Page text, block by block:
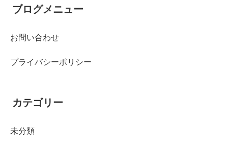
ブログメニュー
お問い合わせ
プライバシーポリシー
カテゴリー
未分類